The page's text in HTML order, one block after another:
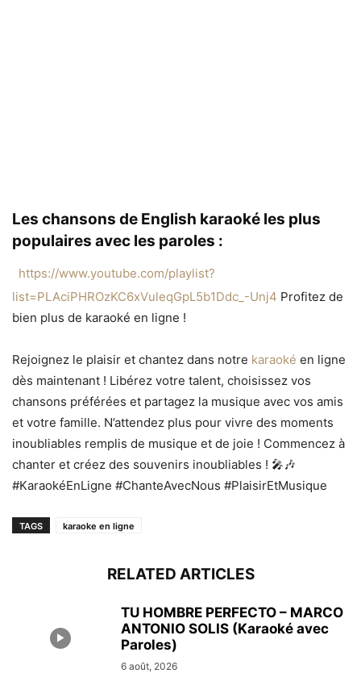
Les chansons de English karaoké les plus
populaires avec les paroles :
https://www.youtube.com/playlist?
list=PLAciPHROzKC6xVuleqGpL5b1Ddc_-Unj4 Profitez de
bien plus de karaoké en ligne !
Rejoignez le plaisir et chantez dans notre karaoké en ligne
dès maintenant ! Libérez votre talent, choisissez vos
chansons préférées et partagez la musique avec vos amis
et votre famille. N’attendez plus pour vivre des moments
inoubliables remplis de musique et de joie ! Commencez à
chanter et créez des souvenirs inoubliables ! 🎤🎶
#KaraokéEnLigne #ChanteAvecNous #PlaisirEtMusique
TAGS karaoke en ligne
RELATED ARTICLES
TU HOMBRE PERFECTO – MARCO
ANTONIO SOLIS (Karaoké avec
Paroles)
6 août, 2026